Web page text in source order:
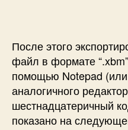
После этого
файл в формате
помощью Notepad
аналогичного
шестнадцатеричный
показано на